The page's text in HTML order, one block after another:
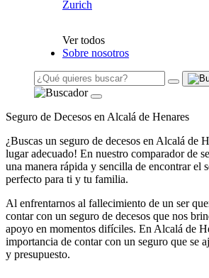
Zurich
Ver todos
Sobre nosotros
Seguro de Decesos en Alcalá de Henares
¿Buscas un seguro de decesos en Alcalá de
lugar adecuado! En nuestro comparador de
una manera rápida y sencilla de encontrar el
perfecto para ti y tu familia.
Al enfrentarnos al fallecimiento de un ser
contar con un seguro de decesos que nos
apoyo en momentos difíciles. En Alcalá de
importancia de contar con un seguro que se
y presupuesto.